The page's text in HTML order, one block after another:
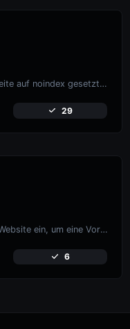
Überprüft, ob eine Webseite auf noindex gesetzt ist, was verhindert, dass sie in Suchmaschinen erscheint.
29
Geben Sie die URL Ihrer Website ein, um eine Vorschau darauf zu erhalten, wie Ihre Seiten aussehen, wenn sie auf sozialen Medien wie Facebook und X (Twitter) geteilt werden.
6